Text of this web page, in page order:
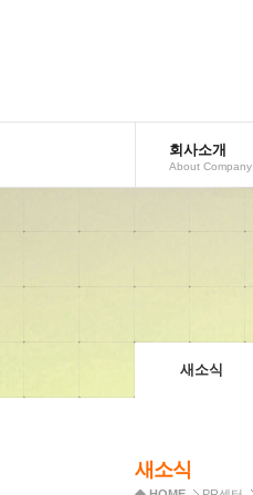
회사소개
AboutCompany
새소식
새소식